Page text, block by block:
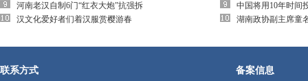
河南老汉自制6门“红衣大炮”抗强拆
汉文化爱好者们着汉服赏樱游春
中国将用10年时间
湖南政协副主席童
联系方式 备案信息